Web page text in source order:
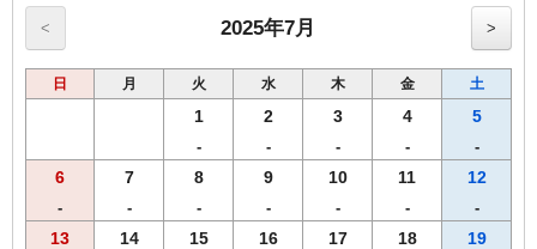
< 2025年7月 >
日 月 火 水 木 金 土
1
-
2
-
3
-
4
-
5
-
6
-
7
-
8
-
9
-
10
-
11
-
12
-
13 14 15 16 17 18 19